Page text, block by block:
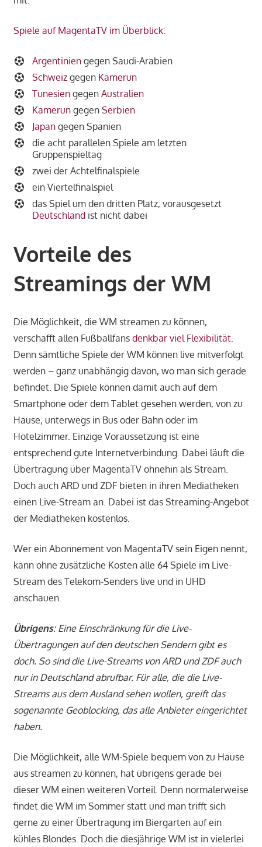
Spiele auf MagentaTV im Überblick:
Argentiniengegen Saudi-Arabien
Schweizgegen Kamerun
Tunesiengegen Australien
Kamerungegen Serbien
Japangegen Spanien
die acht parallelen Spiele am letzten
Gruppenspieltag
zwei der Achtelfinalspiele
ein Viertelfinalspiel
das Spiel um den dritten Platz, vorausgesetzt
Deutschlandist nicht dabei
Vorteile des
Streamings der WM
Die Möglichkeit, die WM streamen zu können,
verschafft allen Fußballfans denkbar viel Flexibilität.
Denn sämtliche Spiele der WM können live mitverfolgt
werden – ganz unabhängig davon, wo man sich gerade
befindet. Die Spiele können damit auch auf dem
Smartphone oder dem Tablet gesehen werden, von zu
Hause, unterwegs in Bus oder Bahn oder im
Hotelzimmer. Einzige Voraussetzung ist eine
entsprechend gute Internetverbindung. Dabei läuft die
Übertragung über MagentaTV ohnehin als Stream.
Doch auch ARD und ZDF bieten in ihren Mediatheken
einen Live-Stream an. Dabei ist das Streaming-Angebot
der Mediatheken kostenlos.
Wer ein Abonnement von MagentaTV sein Eigen nennt,
kann ohne zusätzliche Kosten alle 64 Spiele im Live-
Stream des Telekom-Senders live und in UHD
anschauen.
Übrigens: Eine Einschränkung für die Live-
Übertragungen auf den deutschen Sendern gibt es
doch. So sind die Live-Streams von ARD und ZDF auch
nur in Deutschland abrufbar. Für alle, die die Live-
Streams aus dem Ausland sehen wollen, greift das
sogenannte Geoblocking, das alle Anbieter eingerichtet
haben.
Die Möglichkeit, alle WM-Spiele bequem von zu Hause
aus streamen zu können, hat übrigens gerade bei
dieser WM einen weiteren Vorteil. Denn normalerweise
findet die WM im Sommer statt und man trifft sich
gerne zu einer Übertragung im Biergarten auf ein
kühles Blondes. Doch die diesjährige WM ist in vielerlei